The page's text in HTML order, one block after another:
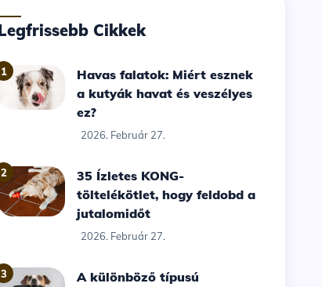
Legfrissebb Cikkek
1
Havas falatok: Miért esznek
a kutyák havat és veszélyes
ez?
2026. Február 27.
2
35 Ízletes KONG-
töltelékötlet, hogy feldobd a
jutalomidőt
2026. Február 27.
3
A különböző típusú